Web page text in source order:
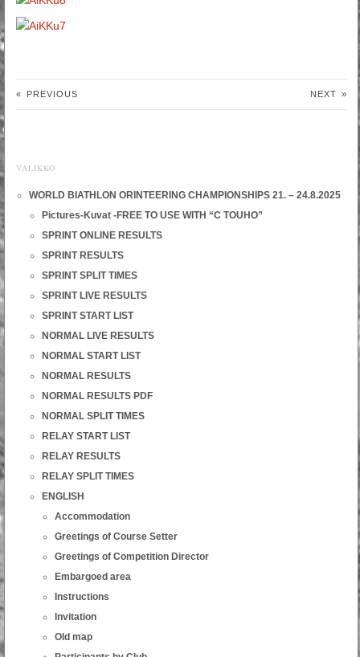
« PREVIOUS NEXT »
VALIKKO
WORLD BIATHLON ORINTEERING CHAMPIONSHIPS 21. – 24.8.2025
Pictures-Kuvat -FREE TO USE WITH “C TOUHO”
SPRINT ONLINE RESULTS
SPRINT RESULTS
SPRINT SPLIT TIMES
SPRINT LIVE RESULTS
SPRINT START LIST
NORMAL LIVE RESULTS
NORMAL START LIST
NORMAL RESULTS
NORMAL RESULTS PDF
NORMAL SPLIT TIMES
RELAY START LIST
RELAY RESULTS
RELAY SPLIT TIMES
ENGLISH
Accommodation
Greetings of Course Setter
Greetings of Competition Director
Embargoed area
Instructions
Invitation
Old map